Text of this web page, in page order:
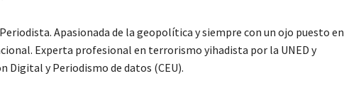
Periodista. Apasionada de la geopolítica y siempre con un ojo puesto en
Experta profesional en terrorismo yihadista por la UNED y
Digital y Periodismo de datos (CEU).